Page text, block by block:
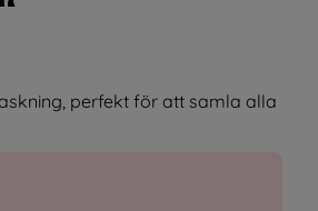
perfekt för att samla alla